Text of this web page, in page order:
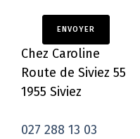
ENVOYER
Chez Caroline
Route de Siviez 55
1955 Siviez
027 288 13 03